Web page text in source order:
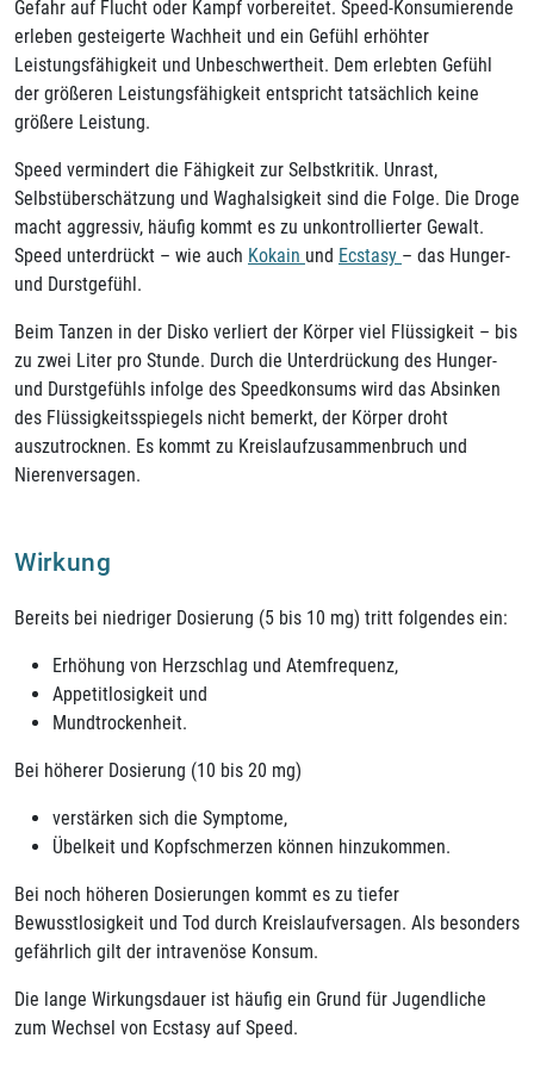
Gefahr auf Flucht oder Kampf vorbereitet. Speed-Konsumierende
erleben gesteigerte Wachheit und ein Gefühl erhöhter
Leistungsfähigkeit und Unbeschwertheit. Dem erlebten Gefühl
der größeren Leistungsfähigkeit entspricht tatsächlich keine
größere Leistung.
Speed vermindert die Fähigkeit zur Selbstkritik. Unrast,
Selbstüberschätzung und Waghalsigkeit sind die Folge. Die Droge
macht aggressiv, häufig kommt es zu unkontrollierter Gewalt.
Speed unterdrückt – wie auch Kokain und Ecstasy – das Hunger-
und Durstgefühl.
Beim Tanzen in der Disko verliert der Körper viel Flüssigkeit – bis
zu zwei Liter pro Stunde. Durch die Unterdrückung des Hunger-
und Durstgefühls infolge des Speedkonsums wird das Absinken
des Flüssigkeitsspiegels nicht bemerkt, der Körper droht
auszutrocknen. Es kommt zu Kreislaufzusammenbruch und
Nierenversagen.
Wirkung
Bereits bei niedriger Dosierung (5 bis 10 mg) tritt folgendes ein:
Erhöhung von Herzschlag und Atemfrequenz,
Appetitlosigkeit und
Mundtrockenheit.
Bei höherer Dosierung (10 bis 20 mg)
verstärken sich die Symptome,
Übelkeit und Kopfschmerzen können hinzukommen.
Bei noch höheren Dosierungen kommt es zu tiefer
Bewusstlosigkeit und Tod durch Kreislaufversagen. Als besonders
gefährlich gilt der intravenöse Konsum.
Die lange Wirkungsdauer ist häufig ein Grund für Jugendliche
zum Wechsel von Ecstasy auf Speed.